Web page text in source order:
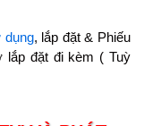
dụng, lắp đặt & Phiếu
lắp đặt đi kèm ( Tuỳ